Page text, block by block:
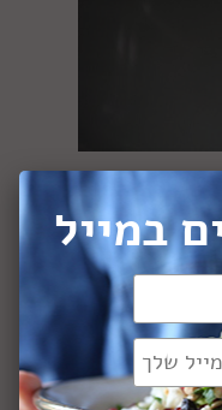
המשתלבות ליצירת
(אם אתם טוחנים
במייל